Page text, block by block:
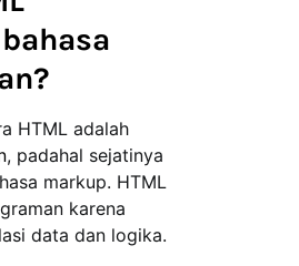
HTML adalah
, padahal sejatinya
markup. HTML
karena
data dan logika.